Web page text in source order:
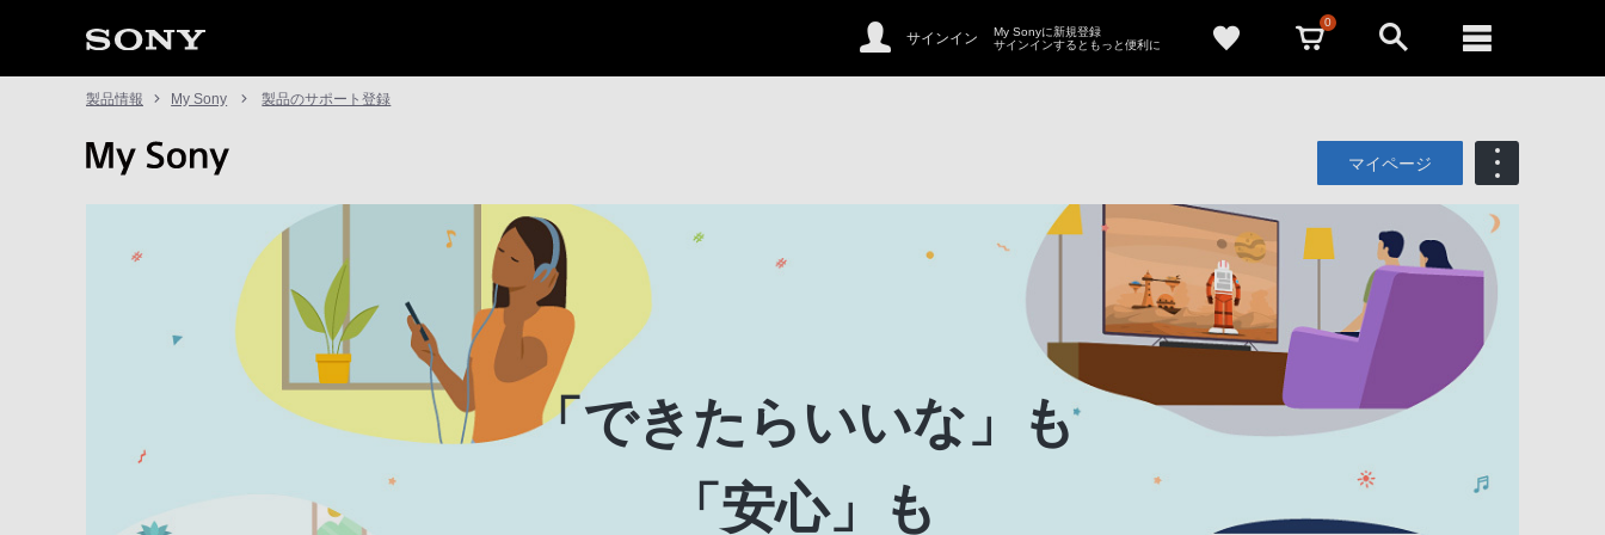
サインイン
My Sonyに新規登録
サインインするともっと便利に
0
製品情報 My Sony 製品のサポート登録
マイページ
「できたらいいな」も
「安心」も